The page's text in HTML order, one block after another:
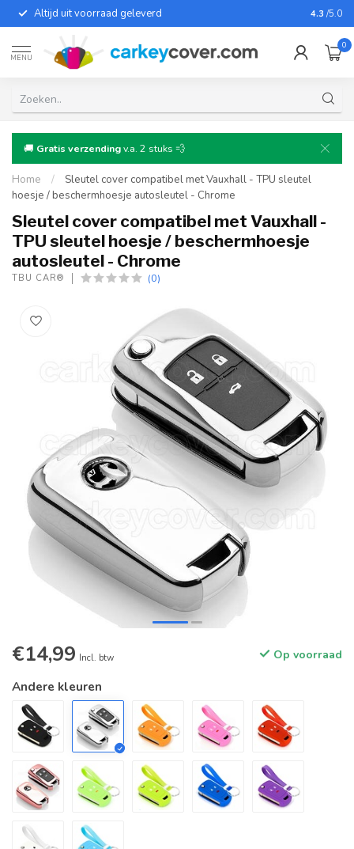
Altijd uit voorraad geleverd Voor
4.3 /5.0
MENU
0
🚚 Gratis verzendingv.a. 2 stuks 💨
Home /
Sleutel cover compatibel met Vauxhall - TPU sleutel
hoesje / beschermhoesje autosleutel - Chrome
Sleutel cover compatibel met Vauxhall -
TPU sleutel hoesje / beschermhoesje
autosleutel - Chrome
TBU CAR® (0)
€14,99 Incl. btw Op voorraad
Andere kleuren